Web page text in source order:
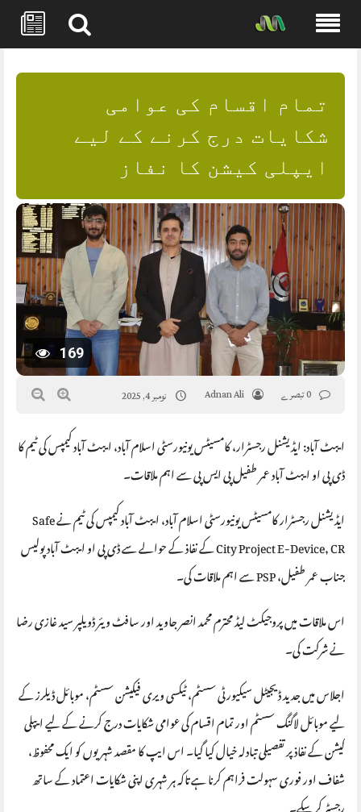
content
تمام اقسام کی عوامی
شکایات درج کرنے کے لیے
ایپلی کیشن کا نفاز
169
Adnan Ali نومبر 4, 2025
ایبٹ آباد: ایڈیشنل رجسٹرار، کامسیٹس یونیورسٹی اسلام آباد، ایبٹ آباد کیمپس کی ٹیم کا
ڈی پی او ایبٹ آباد عمر طفیل پی ایس پی سے اہم ملاقات۔
ایڈیشنل رجسٹرار کامسیٹس یونیورسٹی اسلام آباد، ایبٹ آباد کیمپس کی ٹیم نے Safe
City Project E-Device, CR کے نفاذ کے حوالے سے ڈی پی او ایبٹ آباد پولیس
جناب عمر طفیل، PSP سے اہم ملاقات کی۔
اس ملاقات میں پروجیکٹ لیڈ محترم محمد انصر جاوید اور سافٹ ویئر ڈویلپر سید غازی رضا
نے شرکت کی۔
اجلاس میں جدید ڈیجیٹل سیکیورٹی سسٹم، ٹیکسی ویری فیکیشن سسٹم، موبائل ڈیلرز کے
لیے موبائل لاگنگ سسٹم اور تمام اقسام کی عوامی شکایات درج کرنے کے لیے ایپلی
کیشن کے نفاذ پر تفصیلی تبادلہ خیال کیا گیا۔ اس ایپ کا مقصد شہریوں کو ایک محفوظ،
شفاف اور فوری سہولت فراہم کرنا ہے تاکہ ہر شہری اپنی شکایات اعتماد کے ساتھ
رجسٹر کر سکے۔